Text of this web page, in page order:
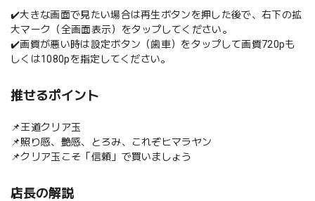
✔️大きな画面で見たい場合は再生ボタンを押した後で、右下の拡
大マーク（全画面表示）をタップしてください。
✔️画質が悪い時は設定ボタン（歯車）をタップして画質720pも
しくは1080pを指定してください。
推せるポイント
📌王道クリア玉
📌照り感、艶感、とろみ、これぞヒマラヤン
📌クリア玉こそ「信頼」で買いましょう
店長の解説